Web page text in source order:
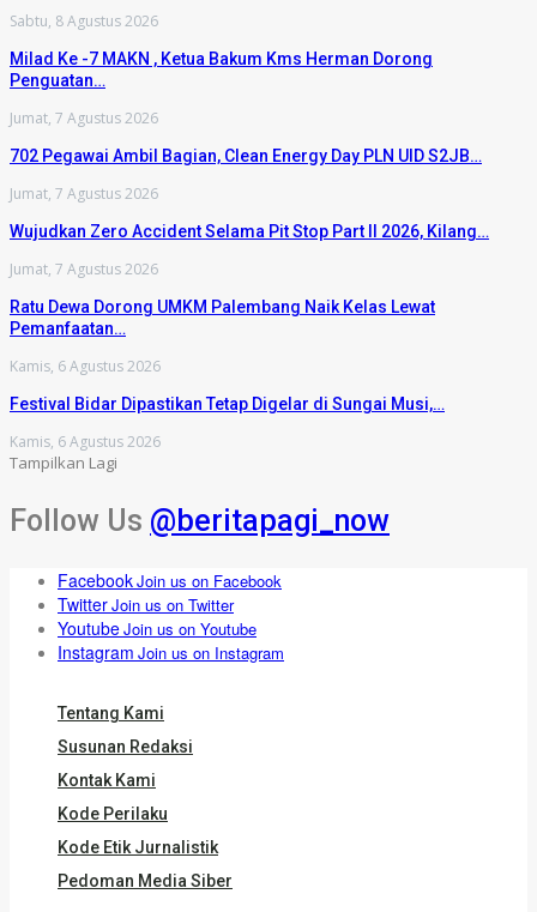
Sabtu, 8 Agustus 2026
Milad Ke -7 MAKN , Ketua Bakum Kms Herman Dorong
Penguatan…
Jumat, 7 Agustus 2026
702 Pegawai Ambil Bagian, Clean Energy Day PLN UID S2JB…
Jumat, 7 Agustus 2026
Wujudkan Zero Accident Selama Pit Stop Part II 2026, Kilang…
Jumat, 7 Agustus 2026
Ratu Dewa Dorong UMKM Palembang Naik Kelas Lewat
Pemanfaatan…
Kamis, 6 Agustus 2026
Festival Bidar Dipastikan Tetap Digelar di Sungai Musi,…
Kamis, 6 Agustus 2026
Tampilkan Lagi
Follow Us @beritapagi_now
FacebookJoin us on Facebook
TwitterJoin us on Twitter
YoutubeJoin us on Youtube
Instagram Join us on Instagram
Tentang Kami
Susunan Redaksi
Kontak Kami
Kode Perilaku
Kode Etik Jurnalistik
Pedoman Media Siber